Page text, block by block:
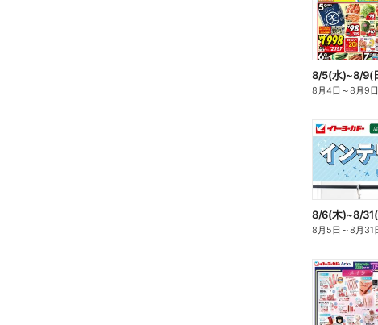
8/5(水)~8/9(
8月4日 ～8月9日
8月5日 ～8月31